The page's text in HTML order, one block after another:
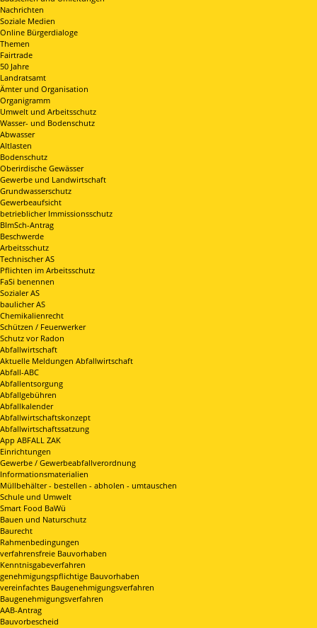
Nachrichten
Soziale Medien
Online Bürgerdialoge
Themen
Fairtrade
50 Jahre
Landratsamt
Ämter und Organisation
Organigramm
Umwelt und Arbeitsschutz
Wasser- und Bodenschutz
Abwasser
Altlasten
Bodenschutz
Oberirdische Gewässer
Gewerbe und Landwirtschaft
Grundwasserschutz
Gewerbeaufsicht
betrieblicher Immissionsschutz
BImSch-Antrag
Beschwerde
Arbeitsschutz
Technischer AS
Pflichten im Arbeitsschutz
FaSi benennen
Sozialer AS
baulicher AS
Chemikalienrecht
Schützen / Feuerwerker
Schutz vor Radon
Abfallwirtschaft
Aktuelle Meldungen Abfallwirtschaft
Abfall-ABC
Abfallentsorgung
Abfallgebühren
Abfallkalender
Abfallwirtschaftskonzept
Abfallwirtschaftssatzung
App ABFALL ZAK
Einrichtungen
Gewerbe / Gewerbeabfallverordnung
Informationsmaterialien
Müllbehälter - bestellen - abholen - umtauschen
Schule und Umwelt
Smart Food BaWü
Bauen und Naturschutz
Baurecht
Rahmenbedingungen
verfahrensfreie Bauvorhaben
Kenntnisgabeverfahren
genehmigungspflichtige Bauvorhaben
vereinfachtes Baugenehmigungsverfahren
Baugenehmigungsverfahren
AAB-Antrag
Bauvorbescheid